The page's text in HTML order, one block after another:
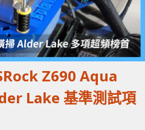
Z690 Aqua
Lake 基準測試項